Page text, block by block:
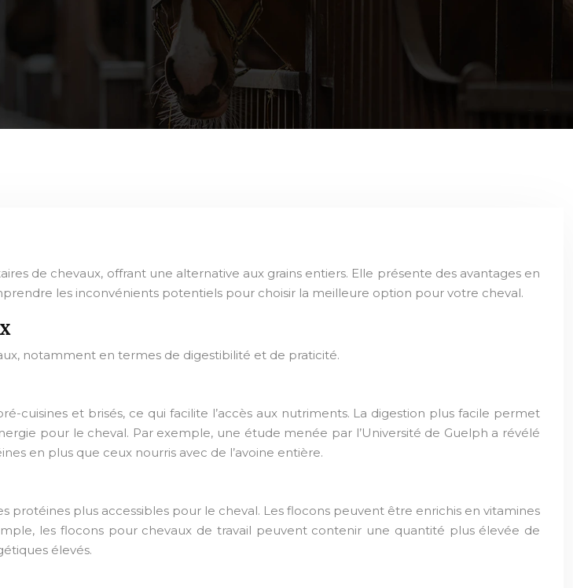
de chevaux, offrant une alternative aux grains entiers. Elle présente des avantages en
les inconvénients potentiels pour choisir la meilleure option pour votre cheval.
notamment en termes de digestibilité et de praticité.
cuisines et brisés, ce qui facilite l’accès aux nutriments. La digestion plus facile permet
pour le cheval. Par exemple, une étude menée par l’Université de Guelph a révélé
en plus que ceux nourris avec de l’avoine entière.
protéines plus accessibles pour le cheval. Les flocons peuvent être enrichis en vitamines
les flocons pour chevaux de travail peuvent contenir une quantité plus élevée de
élevés.